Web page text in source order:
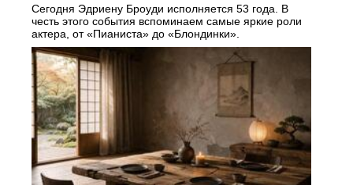
Сегодня Эдриену Броуди исполняется 53 года. В
честь этого события вспоминаем самые яркие роли
актера, от «Пианиста» до «Блондинки».